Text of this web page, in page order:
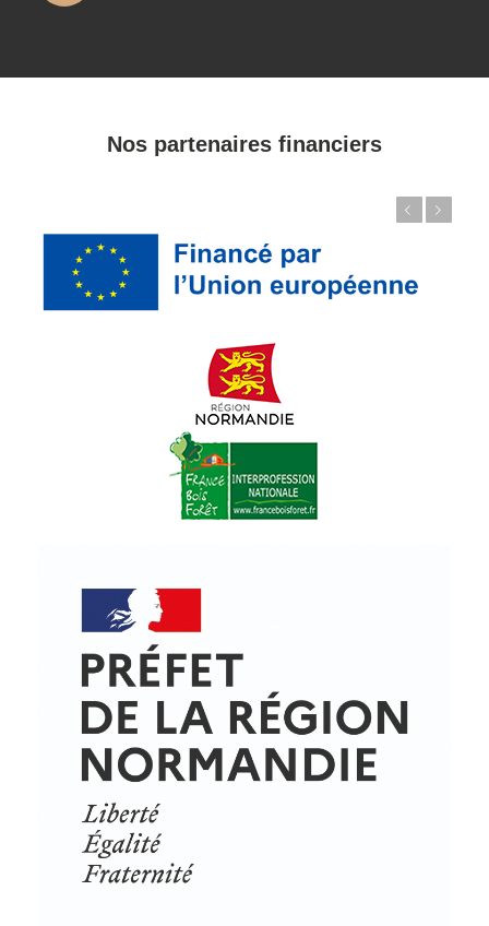
Nos partenaires financiers